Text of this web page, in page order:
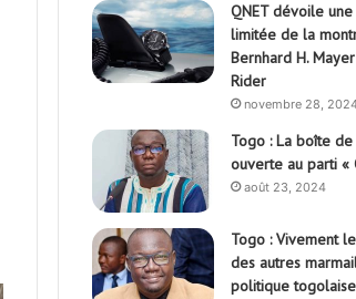
QNET dévoile
limitée de la
Bernhard H.
Rider
novembre 28,
Togo : La boîte
ouverte au parti «
août 23, 2024
Togo : Vivement
des autres
politique